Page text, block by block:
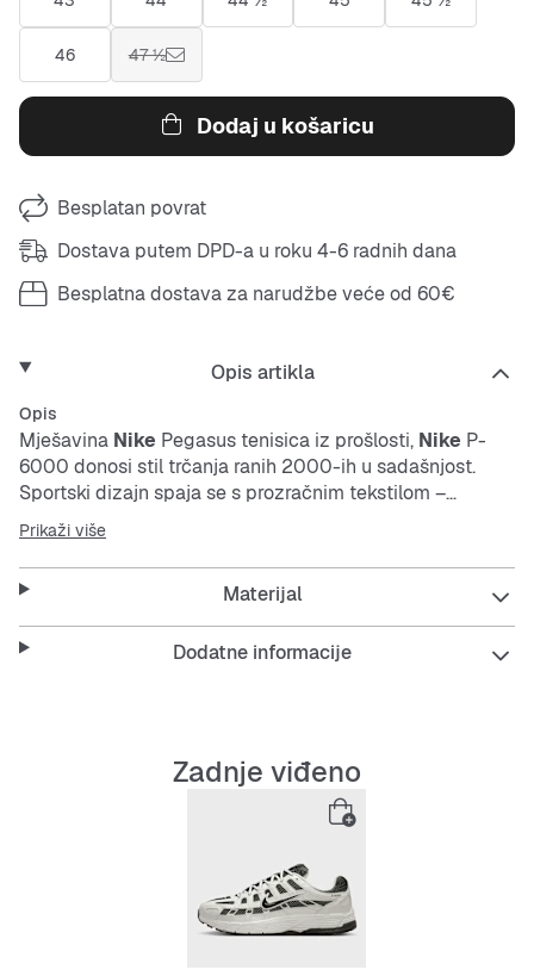
46 47 ½
Dodaj u košaricu
Besplatan povrat
Dostava putem DPD-a u roku 4-6 radnih dana
Besplatna dostava za narudžbe veće od 60€
Opis artikla
Opis
Mješavina Nike Pegasus tenisica iz prošlosti, Nike P-
6000 donosi stil trčanja ranih 2000-ih u sadašnjost.
Sportski dizajn spaja se s prozračnim tekstilom –
savršen spoj upečatljivog izgleda i udobnosti. Pjenasta
potpora pruža povišenu siluetu inspiriranu trenažnim
trčanjem i nevjerojatnu udobnost.
Gornjište od tekstila s kožnim detaljima je izdržljivo i
prozračno.
Prikaži više
Materijal
Dodatne informacije
Zadnje viđeno